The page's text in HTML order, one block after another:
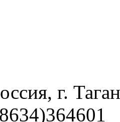
г.